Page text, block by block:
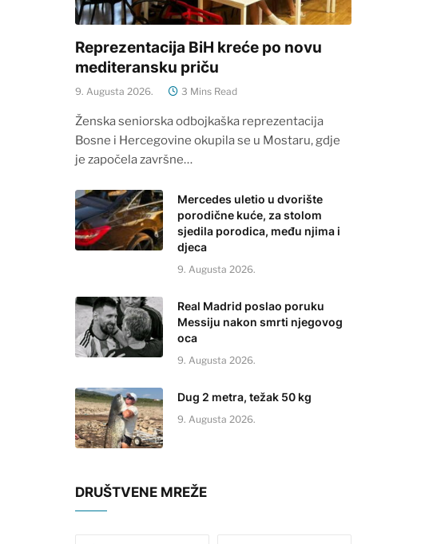
Reprezentacija BiH kreće po novu
mediteransku priču
9. Augusta 2026. 3 Mins Read
Ženska seniorska odbojkaška reprezentacija
Bosne i Hercegovine okupila se u Mostaru, gdje
je započela završne…
Mercedes uletio u dvorište
porodične kuće, za stolom
sjedila porodica, među njima i
djeca
9. Augusta 2026.
Real Madrid poslao poruku
Messiju nakon smrti njegovog
oca
9. Augusta 2026.
Dug 2 metra, težak 50 kg
9. Augusta 2026.
DRUŠTVENE MREŽE